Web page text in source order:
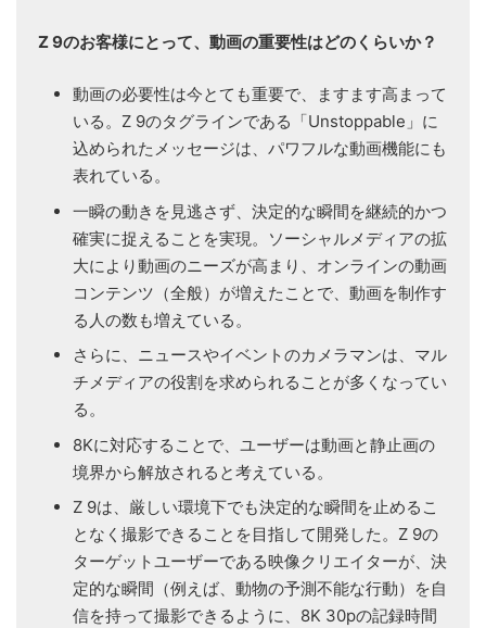
Z 9のお客様にとって、動画の重要性はどのくらいか？
動画の必要性は今とても重要で、ますます高まって
いる。Z 9のタグラインである「Unstoppable」に
込められたメッセージは、パワフルな動画機能にも
表れている。
一瞬の動きを見逃さず、決定的な瞬間を継続的かつ
確実に捉えることを実現。ソーシャルメディアの拡
大により動画のニーズが高まり、オンラインの動画
コンテンツ（全般）が増えたことで、動画を制作す
る人の数も増えている。
さらに、ニュースやイベントのカメラマンは、マル
チメディアの役割を求められることが多くなってい
る。
8Kに対応することで、ユーザーは動画と静止画の
境界から解放されると考えている。
Z 9は、厳しい環境下でも決定的な瞬間を止めるこ
となく撮影できることを目指して開発した。Z 9の
ターゲットユーザーである映像クリエイターが、決
定的な瞬間（例えば、動物の予測不能な行動）を自
信を持って撮影できるように、8K 30pの記録時間